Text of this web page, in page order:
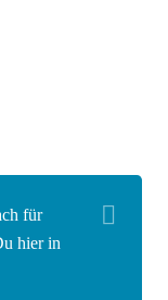
für
hier in